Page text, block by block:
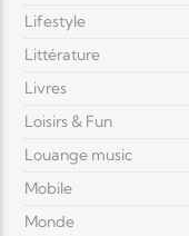
Lifestyle
Littérature
Livres
Loisirs & Fun
Louange music
Mobile
Monde